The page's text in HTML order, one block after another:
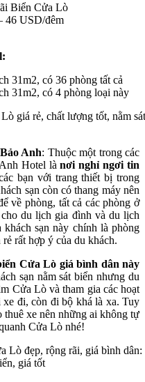
Biển Cửa Lò
46 USD/đêm
31m2, có 36 phòng tất cả
31m2, có 4 phòng loại này
Anh: Thuộc một trong các
Hotel lànơi nghỉ ngơi tin
bạn với trang thiết bị trong
sạn còn có thang máy nên
về phòng, tất cả các phòng ở
du lịch gia đình và du lịch
sạn này chính là phòng
rất hợp ý của du khách.
Cửa Lò giá bình dân này
sạn nằm sát biển nhưng du
Cửa Lò và tham gia các hoạt
đi, còn đi bộ khá là xa. Tuy
thuê xe nên những ai không tự
Cửa Lò nhé!